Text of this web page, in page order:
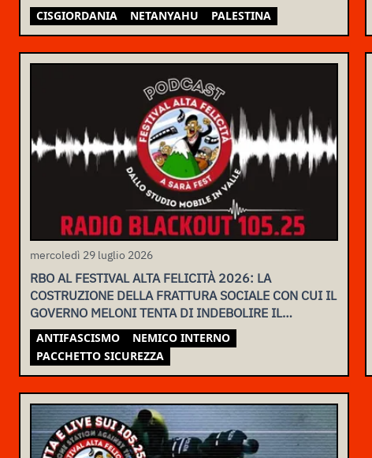
CISGIORDANIA NETANYAHU PALESTINA
mercoledì 29 luglio 2026
RBO AL FESTIVAL ALTA FELICITÀ 2026: LA
COSTRUZIONE DELLA FRATTURA SOCIALE CON CUI IL
GOVERNO MELONI TENTA DI INDEBOLIRE IL
MOVIMENTO
ANTIFASCISMO
NEMICO INTERNO
PACCHETTO SICUREZZA